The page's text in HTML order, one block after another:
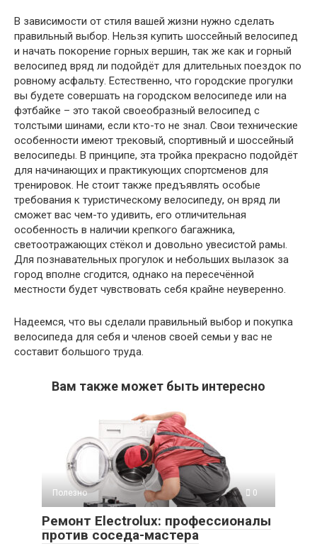
В зависимости от стиля вашей жизни нужно сделать
правильный выбор. Нельзя купить шоссейный велосипед
и начать покорение горных вершин, так же как и горный
велосипед вряд ли подойдёт для длительных поездок по
ровному асфальту. Естественно, что городские прогулки
вы будете совершать на городском велосипеде или на
фэтбайке – это такой своеобразный велосипед с
толстыми шинами, если кто-то не знал. Свои технические
особенности имеют трековый, спортивный и шоссейный
велосипеды. В принципе, эта тройка прекрасно подойдёт
для начинающих и практикующих спортсменов для
тренировок. Не стоит также предъявлять особые
требования к туристическому велосипеду, он вряд ли
сможет вас чем-то удивить, его отличительная
особенность в наличии крепкого багажника,
светоотражающих стёкол и довольно увесистой рамы.
Для познавательных прогулок и небольших вылазок за
город вполне сгодится, однако на пересечённой
местности будет чувствовать себя крайне неуверенно.
Надеемся, что вы сделали правильный выбор и покупка
велосипеда для себя и членов своей семьи у вас не
составит большого труда.
Вам также может быть интересно
Полезно 0
Ремонт Electrolux: профессионалы
против соседа-мастера